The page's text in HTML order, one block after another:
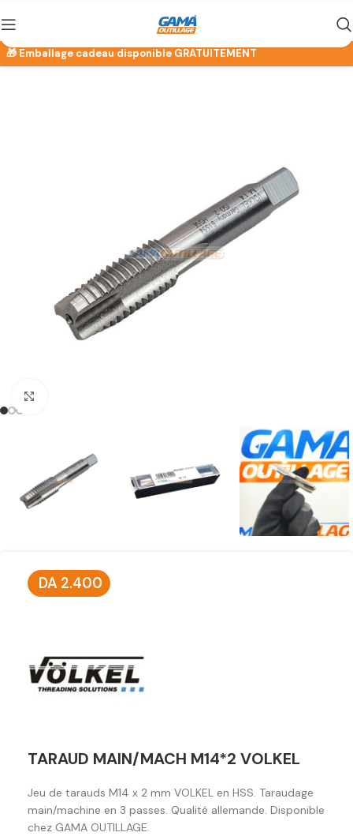
DA 2.400
TARAUD MAIN/MACH M14*2 VOLKEL
Jeu de tarauds M14 x 2 mm VOLKEL en HSS. Taraudage
main/machine en 3 passes. Qualité allemande. Disponible
chez GAMA OUTILLAGE.